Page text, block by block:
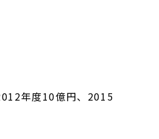
年度10億円、2015